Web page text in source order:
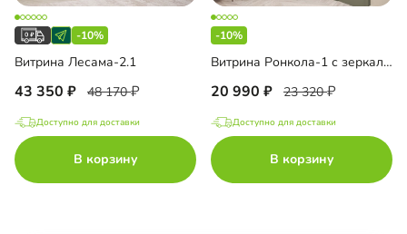
-10%
Витрина Лесама-2.1
43 350 48 170
Доступно для доставки
В корзину
-10%
Витрина Ронкола-1 с зеркалом
20 990 23 320
Доступно для доставки
В корзину